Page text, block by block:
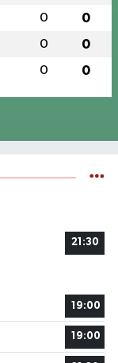
0 0
0 0
0 0
21:30
19:00
19:00